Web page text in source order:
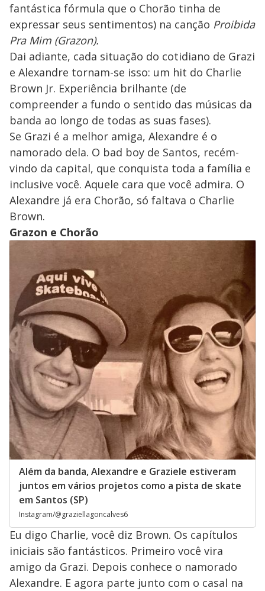
fantástica fórmula que o Chorão tinha de
expressar seus sentimentos) na canção Proibida
Pra Mim (Grazon).
Dai adiante, cada situação do cotidiano de Grazi
e Alexandre tornam-se isso: um hit do Charlie
Brown Jr. Experiência brilhante (de
compreender a fundo o sentido das músicas da
banda ao longo de todas as suas fases).
Se Grazi é a melhor amiga, Alexandre é o
namorado dela. O bad boy de Santos, recém-
vindo da capital, que conquista toda a família e
inclusive você. Aquele cara que você admira. O
Alexandre já era Chorão, só faltava o Charlie
Brown.
Grazon e Chorão
Além da banda, Alexandre e Graziele estiveram
juntos em vários projetos como a pista de skate
em Santos (SP)
Instagram/@graziellagoncalves6
Eu digo Charlie, você diz Brown. Os capítulos
iniciais são fantásticos. Primeiro você vira
amigo da Grazi. Depois conhece o namorado
Alexandre. E agora parte junto com o casal na